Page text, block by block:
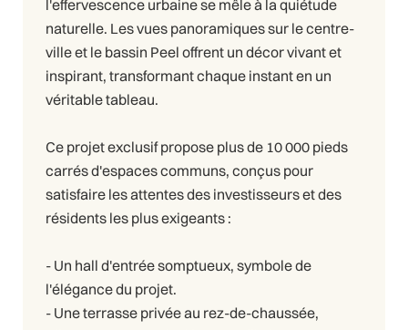
l'effervescence urbaine se mêle à la quiétude
naturelle. Les vues panoramiques sur le centre-
ville et le bassin Peel offrent un décor vivant et
inspirant, transformant chaque instant en un
véritable tableau.
Ce projet exclusif propose plus de 10 000 pieds
carrés d'espaces communs, conçus pour
satisfaire les attentes des investisseurs et des
résidents les plus exigeants :
- Un hall d'entrée somptueux, symbole de
l'élégance du projet.
- Une terrasse privée au rez-de-chaussée,